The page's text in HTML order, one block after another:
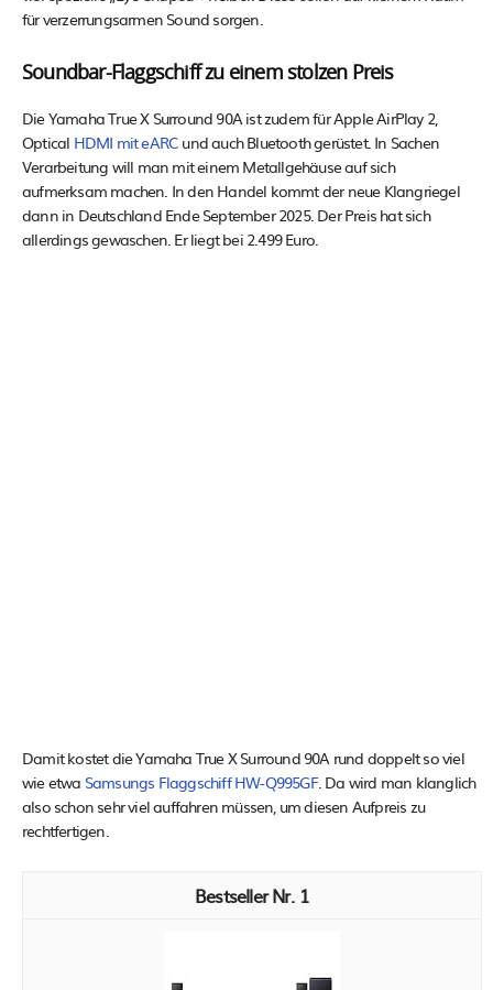
für verzerrungsarmen Sound sorgen.
Soundbar-Flaggschiff zu einem stolzen Preis
Die Yamaha True X Surround 90A ist zudem für Apple AirPlay 2,
Optical HDMI mit eARC und auch Bluetooth gerüstet. In Sachen
Verarbeitung will man mit einem Metallgehäuse auf sich
aufmerksam machen. In den Handel kommt der neue Klangriegel
dann in Deutschland Ende September 2025. Der Preis hat sich
allerdings gewaschen. Er liegt bei 2.499 Euro.
Damit kostet die Yamaha True X Surround 90A rund doppelt so viel
wie etwa Samsungs Flaggschiff HW-Q995GF. Da wird man klanglich
also schon sehr viel auffahren müssen, um diesen Aufpreis zu
rechtfertigen.
1